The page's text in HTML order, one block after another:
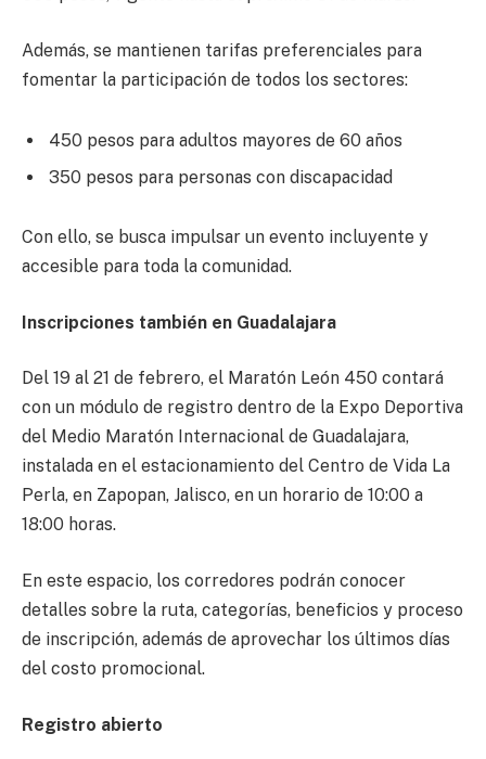
Además, se mantienen tarifas preferenciales para
fomentar la participación de todos los sectores:
450 pesos para adultos mayores de 60 años
350 pesos para personas con discapacidad
Con ello, se busca impulsar un evento incluyente y
accesible para toda la comunidad.
Inscripciones también en Guadalajara
Del 19 al 21 de febrero, el Maratón León 450 contará
con un módulo de registro dentro de la Expo Deportiva
del Medio Maratón Internacional de Guadalajara,
instalada en el estacionamiento del Centro de Vida La
Perla, en Zapopan, Jalisco, en un horario de 10:00 a
18:00 horas.
En este espacio, los corredores podrán conocer
detalles sobre la ruta, categorías, beneficios y proceso
de inscripción, además de aprovechar los últimos días
del costo promocional.
Registro abierto